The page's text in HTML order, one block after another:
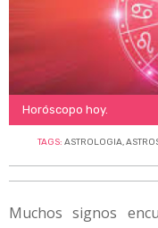
Horóscopo hoy.
TAGS: ASTROLOGIA,
Muchos signos